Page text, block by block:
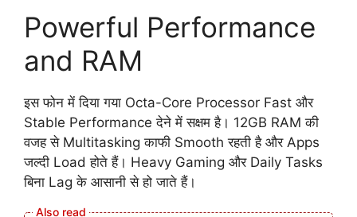
Powerful Performance
and RAM
इस फोन में दिया गया Octa-Core Processor Fast और
Stable Performance देने में सक्षम है। 12GB RAM की
वजह से Multitasking काफी Smooth रहती है और Apps
जल्दी Load होते हैं। Heavy Gaming और Daily Tasks
बिना Lag के आसानी से हो जाते हैं।